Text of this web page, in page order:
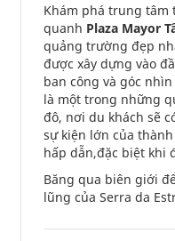
Khám phá trung tâm
quanh Plaza Mayor
quảng trường đẹp
được xây dựng vào
ban công và góc
là một trong những
đô, nơi du khách sẽ
sự kiện lớn của
hấp dẫn,đặc biệt khi
Băng qua biên giới
lũng của Serra da